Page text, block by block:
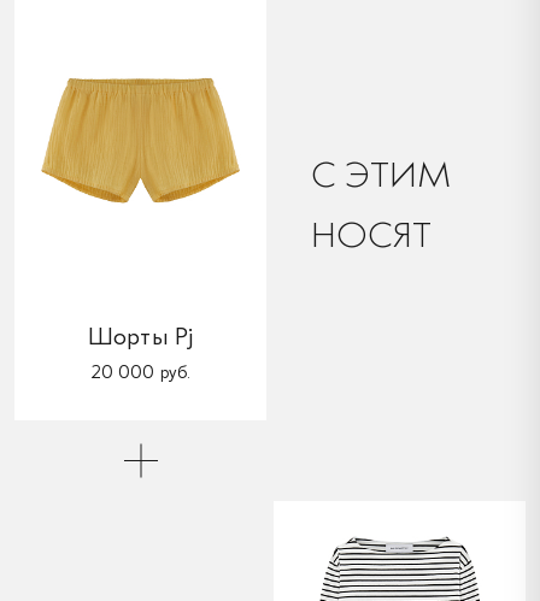
C ЭТИМ
НОСЯТ
Шорты Pj
20 000 руб.